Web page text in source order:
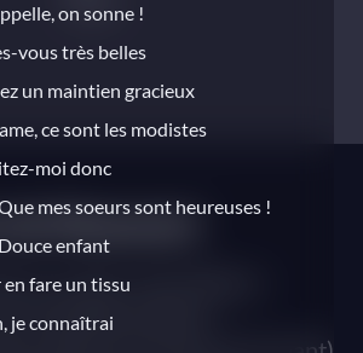
on sonne !
vous très belles
un maintien gracieux
ce sont les modistes
moi donc
mes soeurs sont heureuses !
enfant
en fare un tissu
je connaîtrai
Massenet
en scène), John Wilson
Danielle de Niese